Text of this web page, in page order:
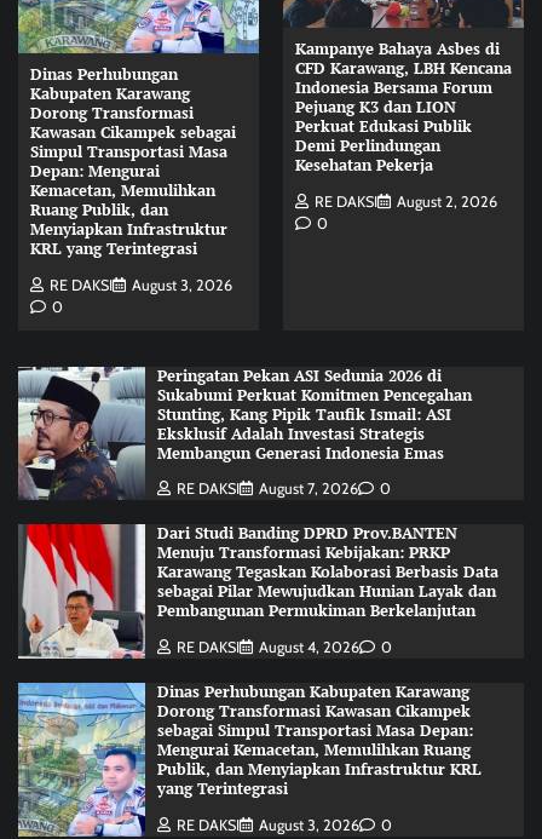
Dinas Perhubungan
Kabupaten Karawang
Dorong Transformasi
Kawasan Cikampek sebagai
Simpul Transportasi Masa
Depan: Mengurai
Kemacetan, Memulihkan
Ruang Publik, dan
Menyiapkan Infrastruktur
KRL yang Terintegrasi
RE DAKSI
August 3, 2026
0
Kampanye Bahaya Asbes di
CFD Karawang, LBH Kencana
Indonesia Bersama Forum
Pejuang K3 dan LION
Perkuat Edukasi Publik
Demi Perlindungan
Kesehatan Pekerja
RE DAKSI
August 2, 2026
0
Peringatan Pekan ASI Sedunia 2026 di
Sukabumi Perkuat Komitmen Pencegahan
Stunting, Kang Pipik Taufik Ismail: ASI
Eksklusif Adalah Investasi Strategis
Membangun Generasi Indonesia Emas
RE DAKSI August 7, 2026 0
Dari Studi Banding DPRD Prov.BANTEN
Menuju Transformasi Kebijakan: PRKP
Karawang Tegaskan Kolaborasi Berbasis Data
sebagai Pilar Mewujudkan Hunian Layak dan
Pembangunan Permukiman Berkelanjutan
RE DAKSI August 4, 2026 0
Dinas Perhubungan Kabupaten Karawang
Dorong Transformasi Kawasan Cikampek
sebagai Simpul Transportasi Masa Depan:
Mengurai Kemacetan, Memulihkan Ruang
Publik, dan Menyiapkan Infrastruktur KRL
yang Terintegrasi
RE DAKSI August 3, 2026 0